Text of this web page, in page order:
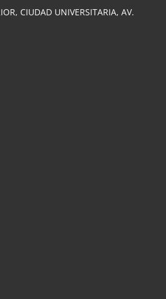
CIUDAD UNIVERSITARIA, AV.